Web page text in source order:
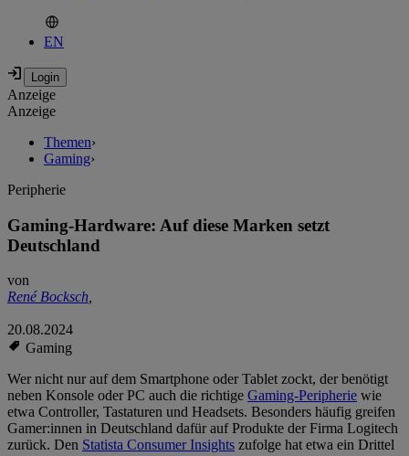
EN
Anzeige
Anzeige
Themen›
Gaming›
Peripherie
Gaming-Hardware: Auf diese Marken setzt
Deutschland
von
René Bocksch,
20.08.2024
Gaming
Wer nicht nur auf dem Smartphone oder Tablet zockt, der benötigt
neben Konsole oder PC auch die richtige Gaming-Peripherie wie
etwa Controller, Tastaturen und Headsets. Besonders häufig greifen
Gamer:innen in Deutschland dafür auf Produkte der Firma Logitech
zurück. Den Statista Consumer Insights zufolge hat etwa ein Drittel